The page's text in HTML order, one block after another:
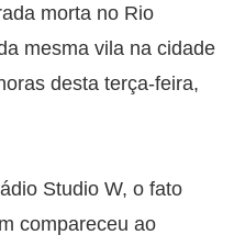
morta no Rio
mesma vila na cidade
desta terça-feira,
Studio W, o fato
compareceu ao